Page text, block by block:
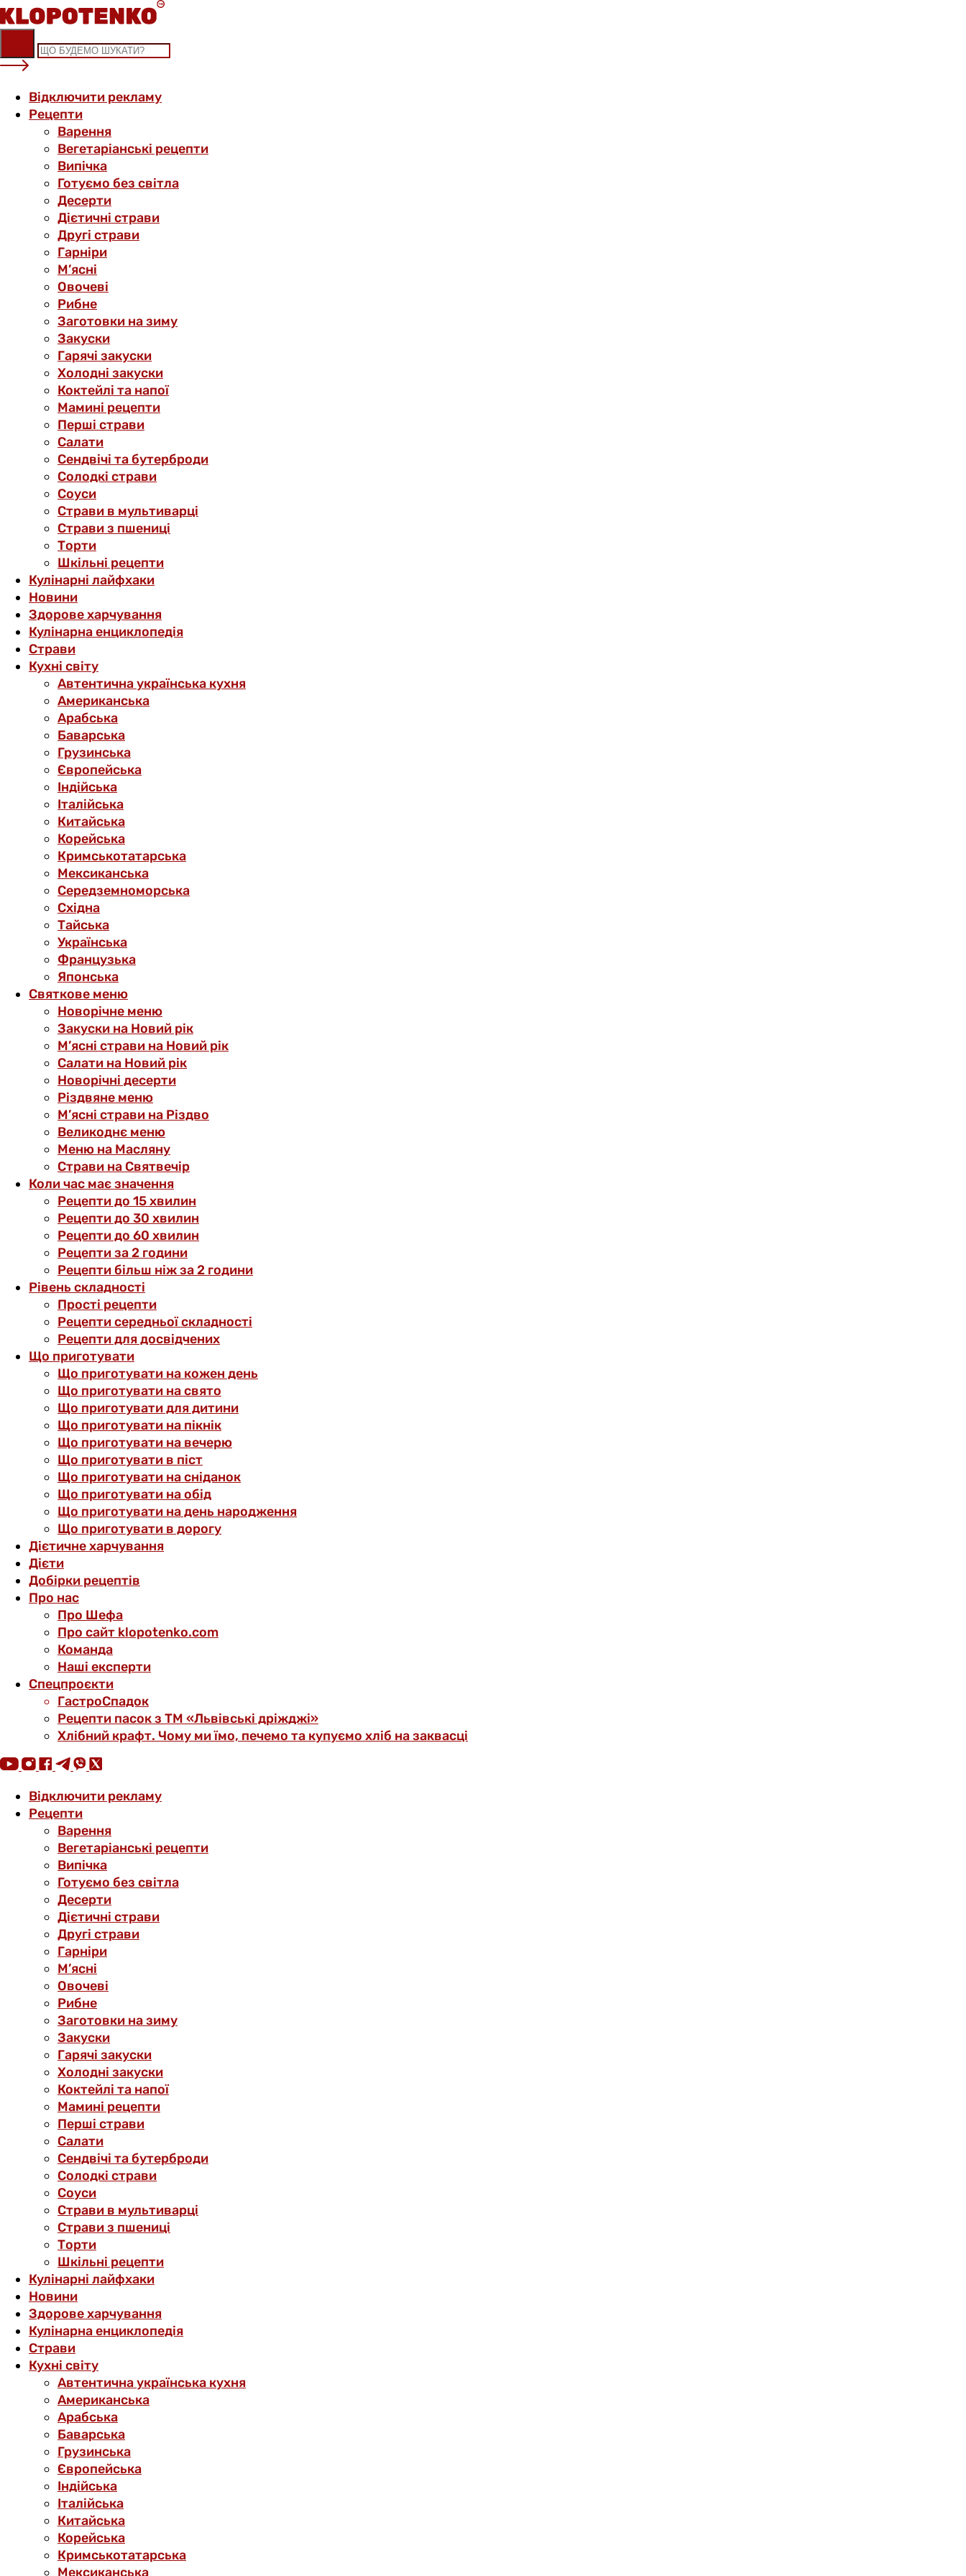
Skip
to
content
Відключити рекламу
Рецепти
Варення
Вегетаріанські рецепти
Випічка
Готуємо без світла
Десерти
Дієтичні страви
Другі страви
Гарніри
М’ясні
Овочеві
Рибне
Заготовки на зиму
Закуски
Гарячі закуски
Холодні закуски
Коктейлі та напої
Мамині рецепти
Перші страви
Салати
Сендвічі та бутерброди
Солодкі страви
Соуси
Страви в мультиварці
Страви з пшениці
Торти
Шкільні рецепти
Кулінарні лайфхаки
Новини
Здорове харчування
Кулінарна енциклопедія
Страви
Кухні світу
Автентична українська кухня
Американська
Арабська
Баварська
Грузинська
Європейська
Індійська
Італійська
Китайська
Корейська
Кримськотатарська
Мексиканська
Середземноморська
Східна
Тайська
Українська
Французька
Японська
Святкове меню
Новорічне меню
Закуски на Новий рік
М’ясні страви на Новий рік
Салати на Новий рік
Новорічні десерти
Різдвяне меню
М’ясні страви на Різдво
Великоднє меню
Меню на Масляну
Страви на Святвечір
Коли час має значення
Рецепти до 15 хвилин
Рецепти до 30 хвилин
Рецепти до 60 хвилин
Рецепти за 2 години
Рецепти більш ніж за 2 години
Рівень складності
Прості рецепти
Рецепти середньої складності
Рецепти для досвідчених
Що приготувати
Що приготувати на кожен день
Що приготувати на свято
Що приготувати для дитини
Що приготувати на пікнік
Що приготувати на вечерю
Що приготувати в піст
Що приготувати на сніданок
Що приготувати на обід
Що приготувати на день народження
Що приготувати в дорогу
Дієтичне харчування
Дієти
Добірки рецептів
Про нас
Про Шефа
Про сайт klopotenko.com
Команда
Наші експерти
Спецпроєкти
ГастроСпадок
Рецепти пасок з ТМ «Львівські дріжджі»
Хлібний крафт. Чому ми їмо, печемо та купуємо хліб на заквасці
Відключити рекламу
Рецепти
Варення
Вегетаріанські рецепти
Випічка
Готуємо без світла
Десерти
Дієтичні страви
Другі страви
Гарніри
М’ясні
Овочеві
Рибне
Заготовки на зиму
Закуски
Гарячі закуски
Холодні закуски
Коктейлі та напої
Мамині рецепти
Перші страви
Салати
Сендвічі та бутерброди
Солодкі страви
Соуси
Страви в мультиварці
Страви з пшениці
Торти
Шкільні рецепти
Кулінарні лайфхаки
Новини
Здорове харчування
Кулінарна енциклопедія
Страви
Кухні світу
Автентична українська кухня
Американська
Арабська
Баварська
Грузинська
Європейська
Індійська
Італійська
Китайська
Корейська
Кримськотатарська
Мексиканська